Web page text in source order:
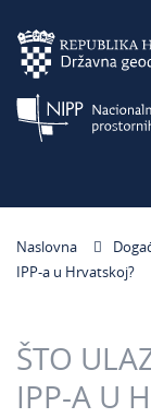
Naslovna
IPP-a u Hrvatskoj?
ŠTO
IPP-A U